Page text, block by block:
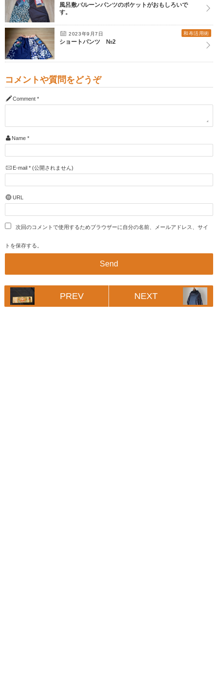
風呂敷バルーンパンツのポケットがおもしろいで
す。
2023年9月7日 和布活用術
ショートパンツ №2
コメントや質問をどうぞ
Comment *
Name *
E-mail *(公開されません)
URL
次回のコメントで使用するためブラウザーに自分の名前、メールアドレス、サイ
トを保存する。
PREV NEXT